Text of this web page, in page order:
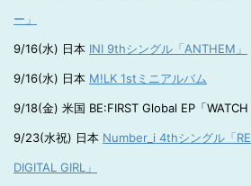
ー」
9/16(水) 日本 INI 9thシングル「ANTHEM」
9/16(水) 日本 M!LK 1stミニアルバム
9/18(金) 米国 BE:FIRST Global EP「WATCH
9/23(水祝) 日本 Number_i 4thシングル「
DIGITAL GIRL」